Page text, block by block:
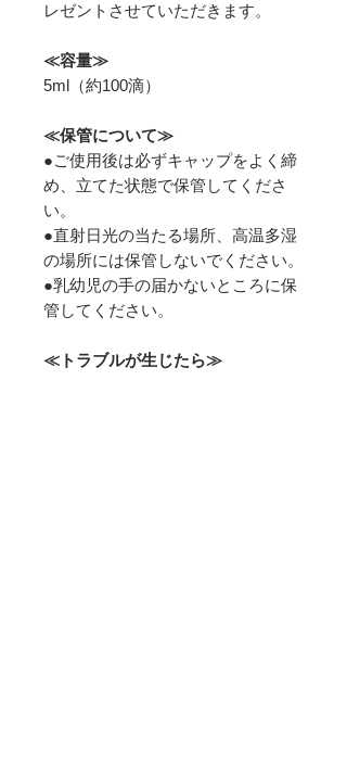
レゼントさせていただきます。
≪容量≫
5ml（約100滴）
≪保管について≫
●ご使用後は必ずキャップをよく締
め、立てた状態で保管してくださ
い。
●直射日光の当たる場所、高温多湿
の場所には保管しないでください。
●乳幼児の手の届かないところに保
管してください。
≪トラブルが生じたら≫